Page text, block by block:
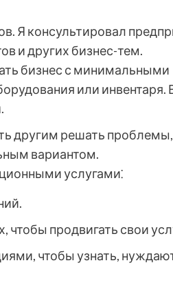
Я консультировал
и других бизнес-тем.
бизнес с минимальными
или инвентаря.
другим решать
вариантом.
услугами⁚
чтобы продвигать свои
чтобы узнать,